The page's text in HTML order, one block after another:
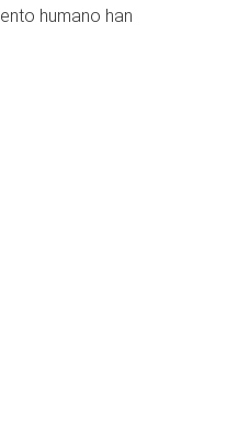
humano han